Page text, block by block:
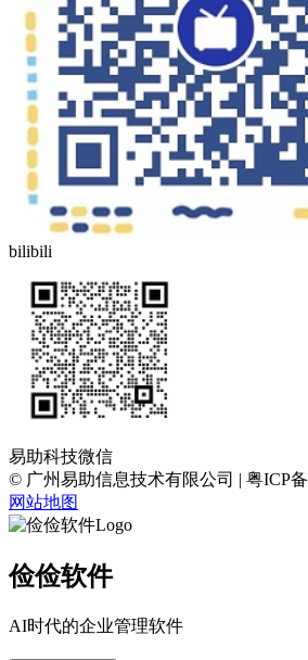
bilibili
易助科技微信
© 广州易助信息技术有限公司 | 粤ICP备
网站地图
俭俭软件
AI时代的企业管理软件